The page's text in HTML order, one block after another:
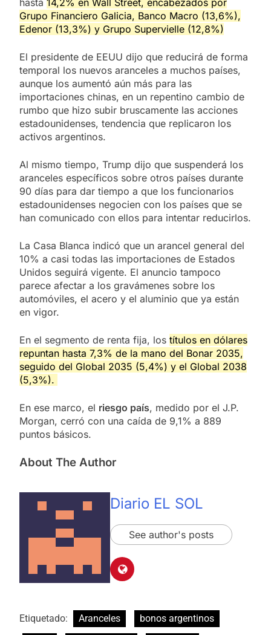
Grupo Financiero Galicia, Banco Macro (13,6%),
Edenor (13,3%) y Grupo Supervielle (12,8%)
El presidente de EEUU dijo que reducirá de forma
temporal los nuevos aranceles a muchos países,
aunque los aumentó aún más para las
importaciones chinas, en un repentino cambio de
rumbo que hizo subir bruscamente las acciones
estadounidenses, tendencia que replicaron los
activos argentinos.
Al mismo tiempo, Trump dijo que suspenderá los
aranceles específicos sobre otros países durante
90 días para dar tiempo a que los funcionarios
estadounidenses negocien con los países que se
han comunicado con ellos para intentar reducirlos.
La Casa Blanca indicó que un arancel general del
10% a casi todas las importaciones de Estados
Unidos seguirá vigente. El anuncio tampoco
parece afectar a los gravámenes sobre los
automóviles, el acero y el aluminio que ya están
en vigor.
En el segmento de renta fija, los títulos en dólares
repuntan hasta 7,3% de la mano del Bonar 2035,
seguido del Global 2035 (5,4%) y el Global 2038
(5,3%).
En ese marco, el riesgo país, medido por el J.P.
Morgan, cerró con una caída de 9,1% a 889
puntos básicos.
About The Author
Diario EL SOL
See author's posts
Etiquetado: Aranceles
bonos argentinos